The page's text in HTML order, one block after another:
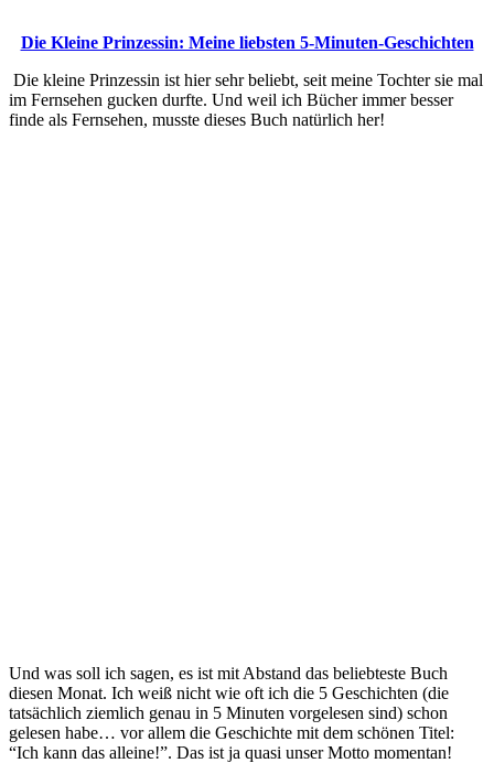
Die Kleine Prinzessin: Meine liebsten 5-Minuten-Geschichten
Die kleine Prinzessin ist hier sehr beliebt, seit meine Tochter sie mal
im Fernsehen gucken durfte. Und weil ich Bücher immer besser
finde als Fernsehen, musste dieses Buch natürlich her!
Und was soll ich sagen, es ist mit Abstand das beliebteste Buch
diesen Monat. Ich weiß nicht wie oft ich die 5 Geschichten (die
tatsächlich ziemlich genau in 5 Minuten vorgelesen sind) schon
gelesen habe… vor allem die Geschichte mit dem schönen Titel:
“Ich kann das alleine!”. Das ist ja quasi unser Motto momentan!